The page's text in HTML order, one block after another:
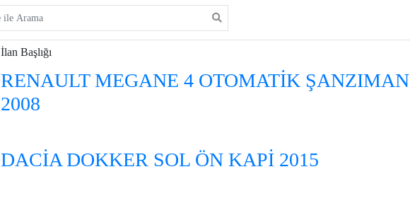
İlan Başlığı
RENAULT MEGANE 4 OTOMATİK ŞANZIMAN
2008
DACİA DOKKER SOL ÖN KAPİ 2015